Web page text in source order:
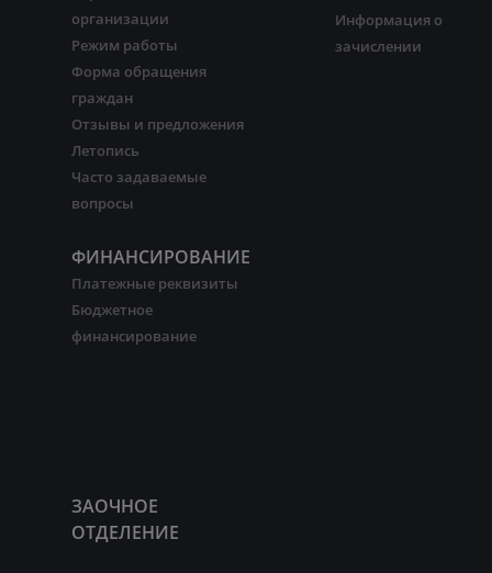
организации
Режим работы
Форма обращения
граждан
Отзывы и предложения
Летопись
Часто задаваемые
вопросы
ФИНАНСИРОВАНИЕ
Платежные реквизиты
Бюджетное
финансирование
Информация о
зачислении
ЗАОЧНОЕ
ОТДЕЛЕНИЕ